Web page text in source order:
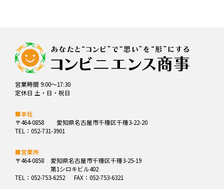
営業時間 9:00～17:30
定休日 土・日・祝日
■本社
〒464-0858
愛知県名古屋市千種区千種3-22-20
TEL：052-731-3901
■営業所
〒464-0858
愛知県名古屋市千種区千種3-25-19
第1シロキビル402
TEL：052-753-6252
FAX：052-753-6321